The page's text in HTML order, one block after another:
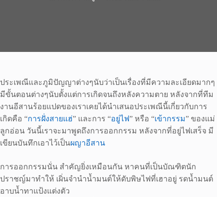
ประเพณีและภูมิปัญญาต่างๆนับว่าเป็นเรื่องที่มีความละเอียดมากๆ
มีขั้นตอนต่างๆนับตั้งแต่การเกิดจนถึงหลังความตาย หลังจากที่ทีม
งานอีสานร้อยแปดของเราเคยได้นำเสนอประเพณีนี้เกี่ยวกับการ
เกิดคือ “การฝั่งสายแฮ่” และการ “อยู่ไฟ” หรือ “เข้ากรรม” ของแม่
ลูกอ่อน วันนี้เราจะมาพูดถึงการออกกรรม หลังจากที่อยู่ไฟเสร็จ มี
เขียนบันทึกเอาไว้เป็นผญาอีสาน
การออกกรรมนั่น สำคัญยิ่งเหมือนกัน หาคนที่เป็นบัณฑิตนัก
ปราชญ์มาทำให้ เผิ่นจำนำน้ำมนต์ให้ดับพิษไฟที่เฮาอยู่ รดน้ำมนต์
อาบน้ำทาแป้งแต่งตัว